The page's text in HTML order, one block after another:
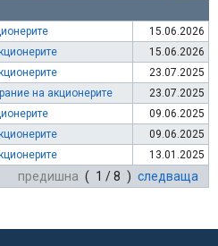
15.06.2026
15.06.2026
23.07.2025
на акционерите
23.07.2025
09.06.2025
09.06.2025
13.01.2025
предишна ( 1 / 8 ) следваща